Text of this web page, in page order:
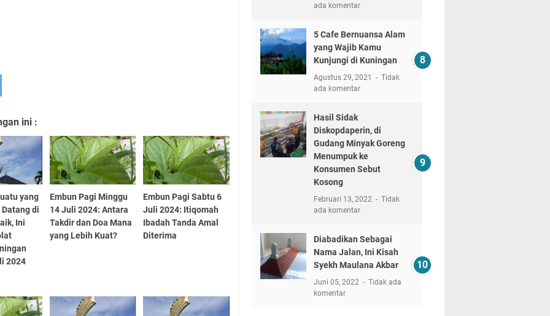
ini :
yang
di
Ini
2024
Embun Pagi Minggu
14 Juli 2024: Antara
Takdir dan Doa Mana
yang Lebih Kuat?
Embun Pagi Sabtu 6
Juli 2024: Itiqomah
Ibadah Tanda Amal
Diterima
ada komentar
5 Cafe Bernuansa Alam
yang Wajib Kamu
Kunjungi di Kuningan
Agustus 29, 2021
Tidak
ada komentar
Hasil Sidak
Diskopdaperin, di
Gudang Minyak Goreng
Menumpuk ke
Konsumen Sebut
Kosong
Februari 13, 2022
Tidak
ada komentar
Diabadikan Sebagai
Nama Jalan, Ini Kisah
Syekh Maulana Akbar
Juni 05, 2022
Tidak ada
komentar